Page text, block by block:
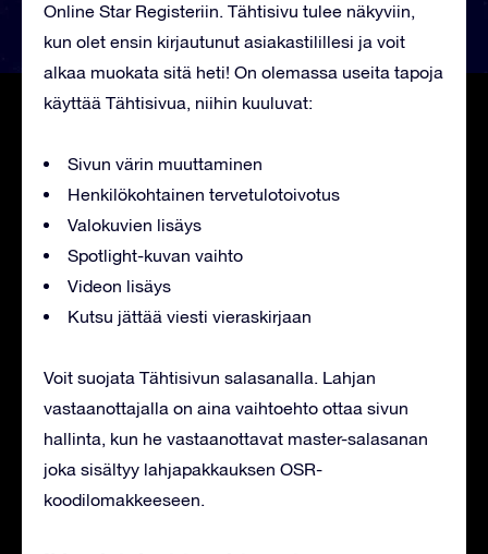
Online Star Registeriin. Tähtisivu tulee näkyviin,
kun olet ensin kirjautunut asiakastilillesi ja voit
alkaa muokata sitä heti! On olemassa useita tapoja
käyttää Tähtisivua, niihin kuuluvat:
Sivun värin muuttaminen
Henkilökohtainen tervetulotoivotus
Valokuvien lisäys
Spotlight-kuvan vaihto
Videon lisäys
Kutsu jättää viesti vieraskirjaan
Voit suojata Tähtisivun salasanalla. Lahjan
vastaanottajalla on aina vaihtoehto ottaa sivun
hallinta, kun he vastaanottavat master-salasanan
joka sisältyy lahjapakkauksen OSR-
koodilomakkeeseen.